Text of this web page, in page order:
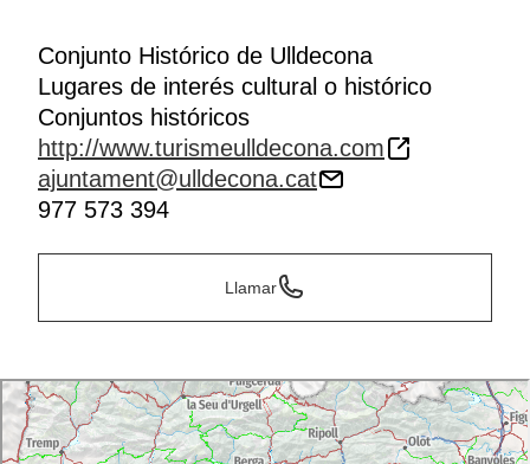
Conjunto Histórico de Ulldecona
Lugares de interés cultural o histórico
Conjuntos históricos
http://www.turismeulldecona.com
ajuntament@ulldecona.cat
977 573 394
Llamar